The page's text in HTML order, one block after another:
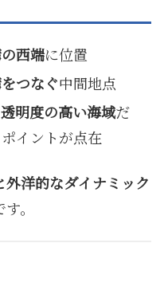
西端に位置
つなぐ中間地点
透明度の高い海域だ
イントが点在
洋的なダイナミック
。